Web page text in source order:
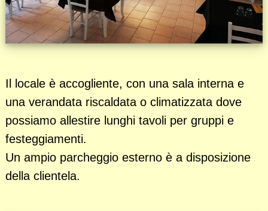
Il locale è accogliente, con una sala interna e
una verandata riscaldata o climatizzata dove
possiamo allestire lunghi tavoli per gruppi e
festeggiamenti.
Un ampio parcheggio esterno è a disposizione
della clientela.